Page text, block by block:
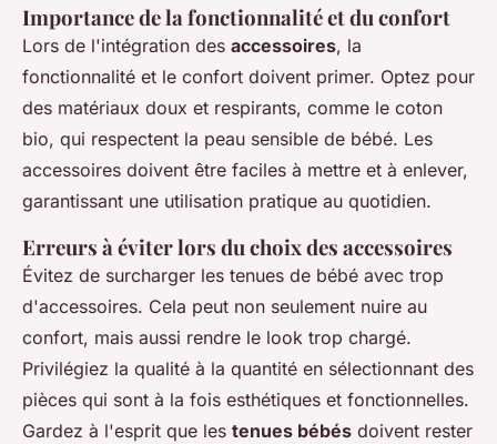
Importance de la fonctionnalité et du confort
Lors de l'intégration des accessoires, la
fonctionnalité et le confort doivent primer. Optez pour
des matériaux doux et respirants, comme le coton
bio, qui respectent la peau sensible de bébé. Les
accessoires doivent être faciles à mettre et à enlever,
garantissant une utilisation pratique au quotidien.
Erreurs à éviter lors du choix des accessoires
Évitez de surcharger les tenues de bébé avec trop
d'accessoires. Cela peut non seulement nuire au
confort, mais aussi rendre le look trop chargé.
Privilégiez la qualité à la quantité en sélectionnant des
pièces qui sont à la fois esthétiques et fonctionnelles.
Gardez à l'esprit que les tenues bébés doivent rester